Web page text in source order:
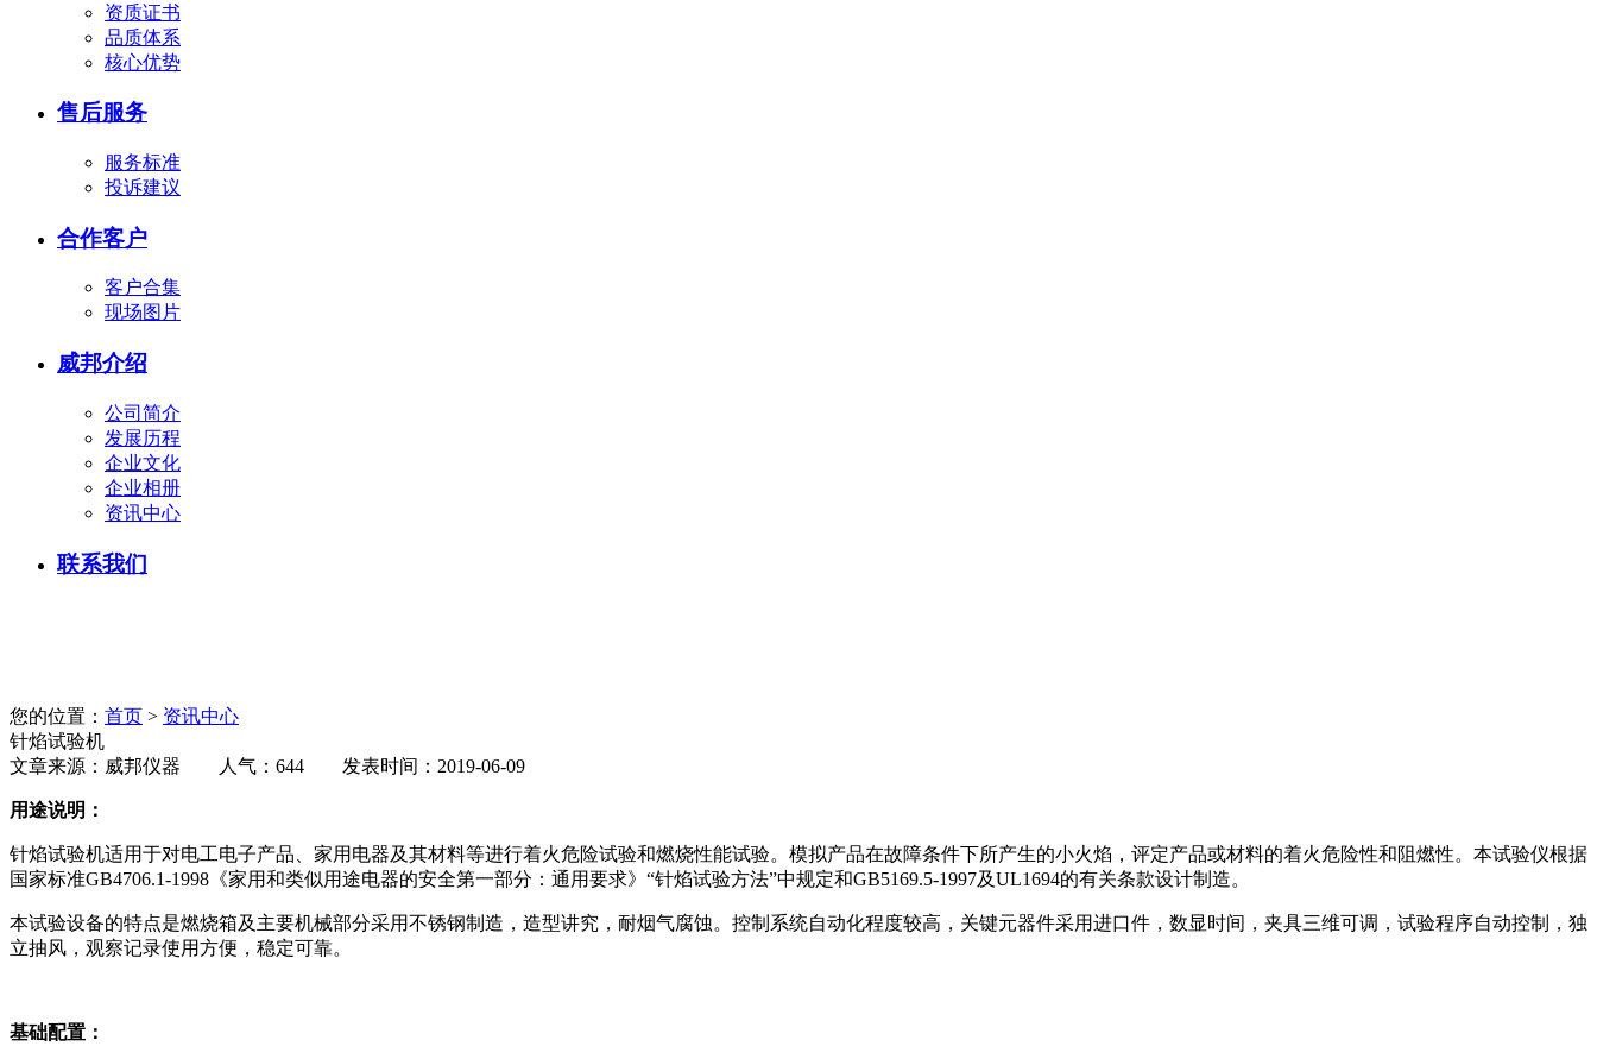
资质证书
品质体系
核心优势
售后服务
服务标准
投诉建议
合作客户
客户合集
现场图片
威邦介绍
公司简介
发展历程
企业文化
企业相册
资讯中心
联系我们
您的位置： 首页 > 资讯中心
针焰试验机
文章来源：威邦仪器 人气：644 发表时间：2019-06-09
用途说明：
针焰试验机适用于对电工电子产品、家用电器及其材料等进行着火危险试验和燃烧性能试验。模拟产品在故障条件下所产生的小火焰，评定产品或材料的着火危险性和阻燃性。本试验仪根据
国家标准GB4706.1-1998《家用和类似用途电器的安全第一部分：通用要求》“针焰试验方法”中规定和GB5169.5-1997及UL1694的有关条款设计制造。
本试验设备的特点是燃烧箱及主要机械部分采用不锈钢制造，造型讲究，耐烟气腐蚀。控制系统自动化程度较高，关键元器件采用进口件，数显时间，夹具三维可调，试验程序自动控制，独
立抽风，观察记录使用方便，稳定可靠。
基础配置：